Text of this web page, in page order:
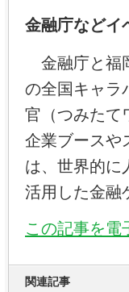
金融庁など
金融庁と福
の全国キャラ
官（つみたて
企業ブースや
は、世界的に
活用した金融
この記事を電
関連記事